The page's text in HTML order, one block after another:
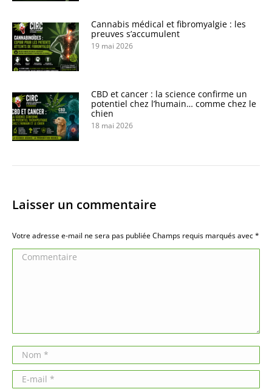
Cannabis médical et fibromyalgie : les
preuves s’accumulent
19 mai 2026
CBD et cancer : la science confirme un
potentiel chez l’humain… comme chez le
chien
18 mai 2026
Laisser un commentaire
Votre adresse e-mail ne sera pas publiée Champs requis marqués avec*
Commentaire
Nom *
E-mail *